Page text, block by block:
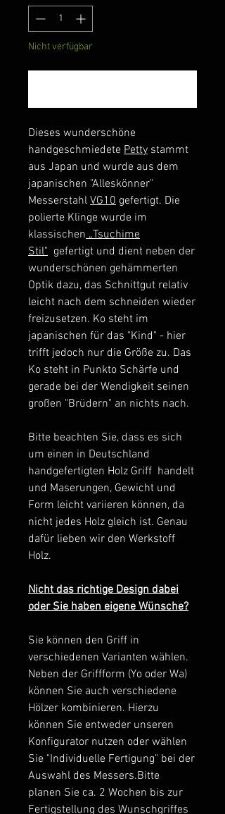
Nicht verfügbar
Dieses wunderschöne
handgeschmiedete Petty stammt
aus Japan und wurde aus dem
japanischen "Alleskönner"
Messerstahl VG10 gefertigt. Die
polierte Klinge wurde im
klassischen „Tsuchime
Stil" gefertigt und dient neben der
wunderschönen gehämmerten
Optik dazu, das Schnittgut relativ
leicht nach dem schneiden wieder
freizusetzen. Ko steht im
japanischen für das "Kind" - hier
trifft jedoch nur die Größe zu. Das
Ko steht in Punkto Schärfe und
gerade bei der Wendigkeit seinen
großen "Brüdern" an nichts nach.
Bitte beachten Sie, dass es sich
um einen in Deutschland
handgefertigten Holz Griff handelt
und Maserungen, Gewicht und
Form leicht variieren können, da
nicht jedes Holz gleich ist. Genau
dafür lieben wir den Werkstoff
Holz.
Nicht das richtige Design dabei
oder Sie haben eigene Wünsche?
Sie können den Griff in
verschiedenen Varianten wählen.
Neben der Griffform (Yo oder Wa)
können Sie auch verschiedene
Hölzer kombinieren. Hierzu
können Sie entweder unseren
Konfigurator nutzen oder wählen
Sie "Individuelle Fertigung" bei der
Auswahl des Messers.Bitte
planen Sie ca. 2 Wochen bis zur
Fertigstellung des Wunschgriffes